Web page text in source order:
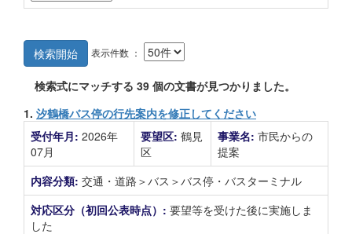
検索開始 表示件数 ：
検索式にマッチする 39 個の文書が見つかりました。
1. 汐鶴橋バス停の行先案内を修正してください
受付年月: 2026年
07月
要望区: 鶴見
区
事業名: 市民からの
提案
内容分類: 交通・道路＞バス＞バス停・バスターミナル
対応区分（初回公表時点）: 要望等を受けた後に実施しま
した